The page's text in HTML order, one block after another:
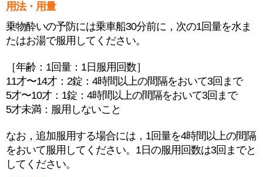
用法・用量
乗物酔いの予防には乗車船30分前に，次の1回量を水ま
たはお湯で服用してください。
［年齢：1回量：1日服用回数］
11才〜14才：2錠：4時間以上の間隔をおいて3回まで
5才〜10才：1錠：4時間以上の間隔をおいて3回まで
5才未満：服用しないこと
なお，追加服用する場合には，1回量を4時間以上の間隔
をおいて服用してください。1日の服用回数は3回までと
してください。